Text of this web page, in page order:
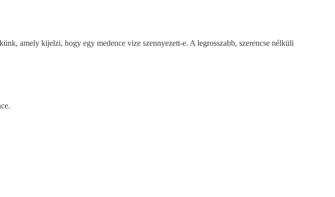
amely kijelzi, hogy egy medence vize szennyezett-e. A legrosszabb, szerencse nélküli